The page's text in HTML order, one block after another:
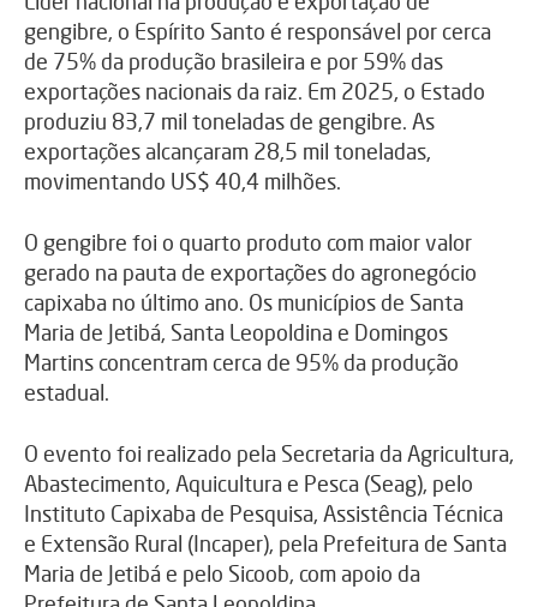
gengibre, o Espírito Santo é responsável por cerca
de 75% da produção brasileira e por 59% das
exportações nacionais da raiz. Em 2025, o Estado
produziu 83,7 mil toneladas de gengibre. As
exportações alcançaram 28,5 mil toneladas,
movimentando US$ 40,4 milhões.
O gengibre foi o quarto produto com maior valor
gerado na pauta de exportações do agronegócio
capixaba no último ano. Os municípios de Santa
Maria de Jetibá, Santa Leopoldina e Domingos
Martins concentram cerca de 95% da produção
estadual.
O evento foi realizado pela Secretaria da Agricultura,
Abastecimento, Aquicultura e Pesca (Seag), pelo
Instituto Capixaba de Pesquisa, Assistência Técnica
e Extensão Rural (Incaper), pela Prefeitura de Santa
Maria de Jetibá e pelo Sicoob, com apoio da